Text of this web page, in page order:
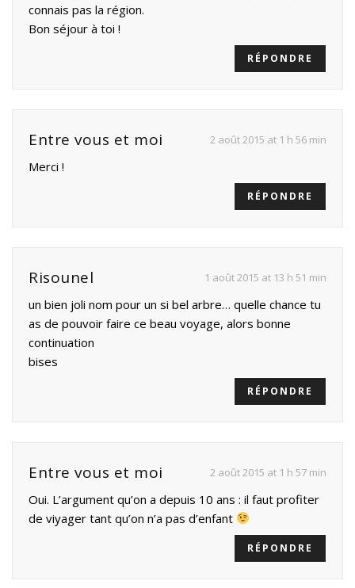
connais pas la région.
Bon séjour à toi !
RÉPONDRE
Entre vous et moi 2 août 2015 at 1 h 56 min
Merci !
RÉPONDRE
Risounel 1 août 2015 at 13 h 51 min
un bien joli nom pour un si bel arbre… quelle chance tu
as de pouvoir faire ce beau voyage, alors bonne
continuation
bises
RÉPONDRE
Entre vous et moi 2 août 2015 at 1 h 57 min
Oui. L’argument qu’on a depuis 10 ans : il faut profiter
de viyager tant qu’on n’a pas d’enfant
RÉPONDRE